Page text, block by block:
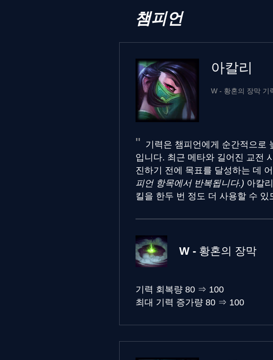
챔피언
아칼리
W - 황혼의 장막 기
기력은 챔피언에게 순간적으로
입니다. 최근 메타와 길어진 교전
진하기 전에 목표를 달성하는 데
피언 항목에서 반복됩니다.) 아칼
킬을 한두 번 정도 더 사용할 수 있
W - 황혼의 장막
기력 회복량 80 ⇒ 100
최대 기력 증가량 80 ⇒ 100